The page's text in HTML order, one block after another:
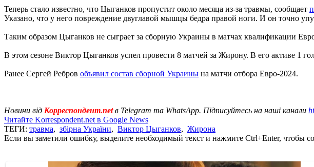
Теперь стало известно, что Цыганков пропустит около месяца из-за травмы, сообщает
Указано, что у него повреждение двуглавой мышцы бедра правой ноги. И он точно
Таким образом Цыганков не сыграет за сборную Украины в матчах квалификации
В этом сезоне Виктор Цыганков успел провести 8 матчей за Жирону. В его активе 1
Ранее Сергей Ребров объявил состав сборной Украины на матчи отбора Евро-2024.
Новини від Корреспондент.netв Telegram та WhatsApp. Підписуйтесь на наші канали
Читайте Korrespondent.net в Google News
ТЕГИ: травма, збірна України, Виктор Цыганков, Жирона
Если вы заметили ошибку, выделите необходимый текст и нажмите Ctrl+Enter, чтобы